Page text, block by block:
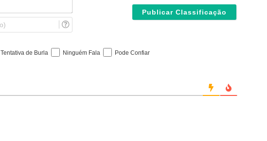
m
l
Tentativa de Burla Ninguém Fala Pode Confiar